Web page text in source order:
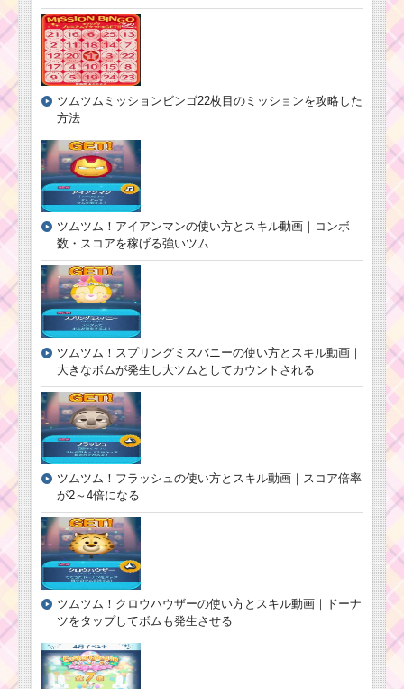
ツムツムミッションビンゴ22枚目のミッションを攻略した
方法
ツムツム！アイアンマンの使い方とスキル動画｜コンボ
数・スコアを稼げる強いツム
ツムツム！スプリングミスバニーの使い方とスキル動画｜
大きなボムが発生し大ツムとしてカウントされる
ツムツム！フラッシュの使い方とスキル動画｜スコア倍率
が2～4倍になる
ツムツム！クロウハウザーの使い方とスキル動画｜ドーナ
ツをタップしてボムも発生させる